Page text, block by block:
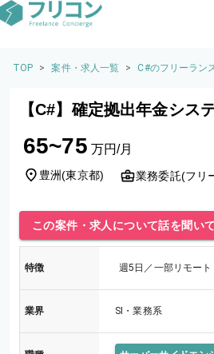
TOP > 案件・求人一覧 > C#のフリーラン
【C#】確定拠出年金シス
65~75 万円/月
豊洲(東京都) 業務委託(フリ
この案件・求人について話を聞い
特徴 週5日／一部リモート
業界 SI・業務系